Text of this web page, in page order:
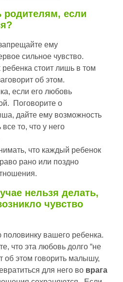
родителям, если
ему
сильное чувство.
ребенка стоит лишь в том
об этом.
если его любовь
Поговорите о
дайте ему возможность
то, что у него
что каждый ребенок
рано или поздно
нельзя делать,
чувство
половинку вашего ребенка.
что эта любовь долго “не
об этом говорить малышу,
для него во врага